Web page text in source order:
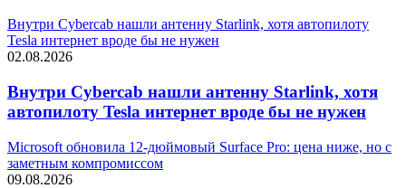
Внутри Cybercab нашли антенну Starlink, хотя автопилоту
Tesla интернет вроде бы не нужен
02.08.2026
Внутри Cybercab нашли антенну Starlink, хотя
автопилоту Tesla интернет вроде бы не нужен
Microsoft обновила 12-дюймовый Surface Pro: цена ниже, но с
заметным компромиссом
09.08.2026